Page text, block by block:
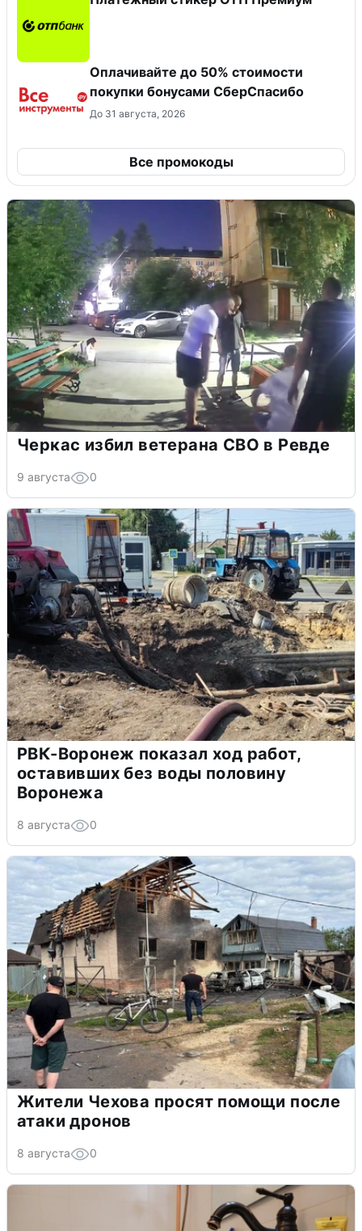
Оплачивайте до 50% стоимости
покупки бонусами СберСпасибо
До 31 августа, 2026
Все промокоды
Черкас избил ветерана СВО в Ревде
9 августа 0
РВК-Воронеж показал ход работ,
оставивших без воды половину
Воронежа
8 августа 0
Жители Чехова просят помощи после
атаки дронов
8 августа 0